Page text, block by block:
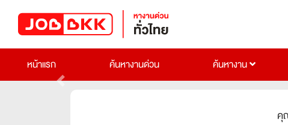
หน้าแรก
ค้นหางานด่วน ค้นหางาน
คุ